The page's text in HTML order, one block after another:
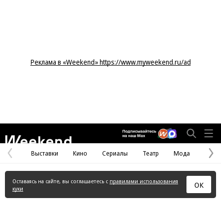
Реклама в «Weekend» https://www.myweekend.ru/ad
Предыдущая
страница
Выставки Кино Сериалы Театр Мода
Оставаясь на сайте, вы соглашаетесь с правилами использования
куки
ОК